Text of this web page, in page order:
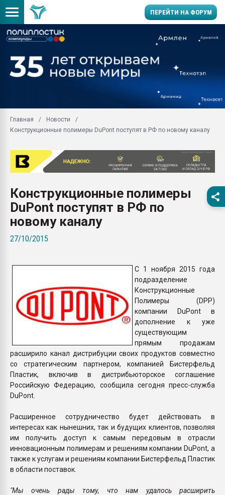
ПЕРЕЙТИ НА ФОРУМ
Вакуум-формовочные
28.07.2026
Всё, что касается
бутылок
Материал поверхности
вакуумного
Главная
Новости
Конструкционные полимеры DuPont поступят в РФ по новому каналу
Конструкционные полимеры
DuPont поступят в РФ по
новому каналу
27/10/2015
C 1 ноября 2015 года
подразделение
Конструкционные
Полимеры (DPP)
компании DuPont в
дополнение к уже
существующим
прямым продажам
расширило канал дистрибуции своих продуктов совместно
со стратегическим партнером, компанией Бистерфельд
Пластик, включив в дистрибьюторское соглашение
Российскую Федерацию, сообщила сегодня пресс-служба
DuPont.
Расширенное сотрудничество будет действовать в
интересах как нынешних, так и будущих клиентов, позволяя
им получить доступ к самым передовым в отрасли
инновационным полимерам и решениям компании DuPont, а
также к услугам и решениям компании Бистерфельд Пластик
в области поставок.
"Мы очень рады тому, что нам удалось расширить